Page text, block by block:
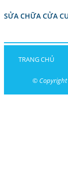
SỬA CHỮA CỬA
TRANG CHỦ
© Copyright